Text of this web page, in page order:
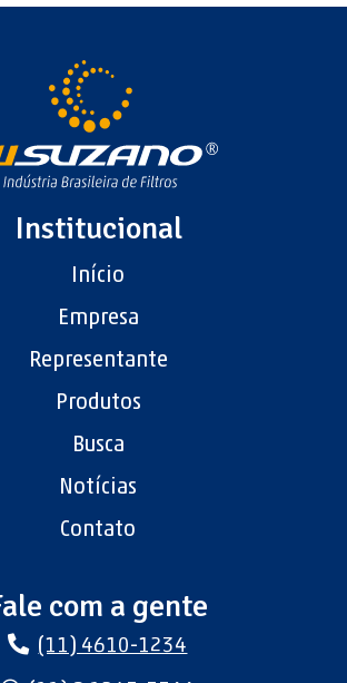
Institucional
Início
Empresa
Representante
Produtos
Busca
Notícias
Contato
com a gente
(11) 4610-1234